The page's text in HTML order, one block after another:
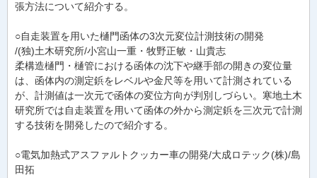
張方法について紹介する。
○自走装置を用いた樋門函体の3次元変位計測技術の開発
/(独)土木研究所/小宮山一重・牧野正敏・山貴志
柔構造樋門・樋管における函体の沈下や継手部の開きの変位量
は、函体内の測定鋲をレベルや金尺等を用いて計測されている
が、計測値は一次元で函体の変位方向が判別しづらい。寒地土木
研究所では自走装置を用いて函体の外から測定鋲を三次元で計測
する技術を開発したので紹介する。
○電気加熱式アスファルトクッカー車の開発/大成ロテック(株)/島
田拓